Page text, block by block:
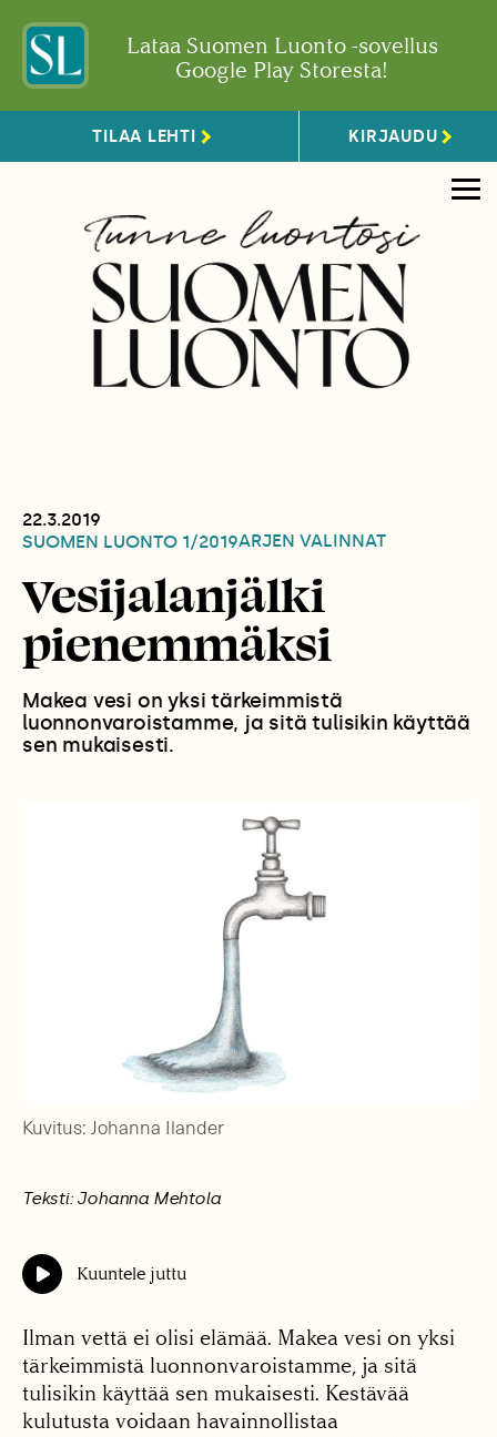
Lataa Suomen Luonto -sovellus
Google Play Storesta!
TILAA LEHTI KIRJAUDU
22.3.2019
SUOMEN LUONTO 1/2019ARJEN VALINNAT
Vesijalanjälki
pienemmäksi
Makea vesi on yksi tärkeimmistä
luonnonvaroistamme, ja sitä tulisikin käyttää
sen mukaisesti.
Kuvitus: Johanna Ilander
Teksti: Johanna Mehtola
Kuuntele juttu
Ilman vettä ei olisi elämää. Makea vesi on yksi
tärkeimmistä luonnonvaroistamme, ja sitä
tulisikin käyttää sen mukaisesti. Kestävää
kulutusta voidaan havainnollistaa